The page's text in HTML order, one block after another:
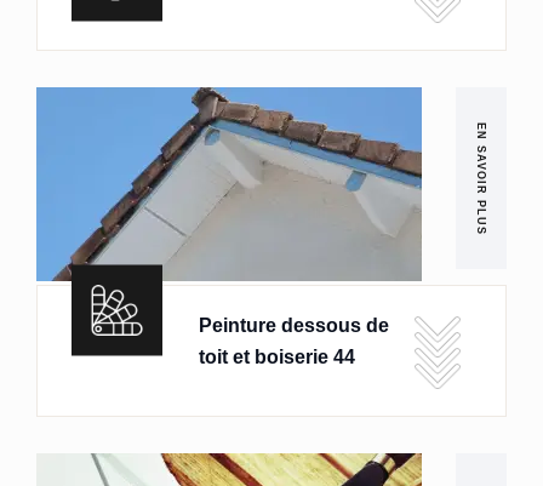
EN SAVOIR PLUS
Peinture dessous de
toit et boiserie 44